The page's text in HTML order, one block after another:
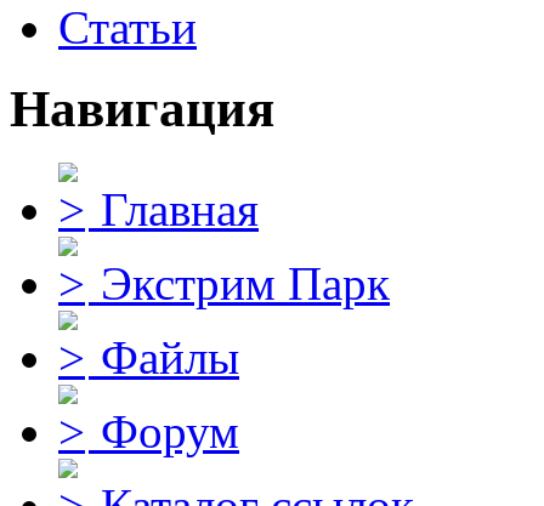
Статьи
Навигация
Главная
Экстрим Парк
Файлы
Форум